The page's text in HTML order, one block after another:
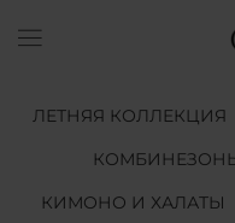
ЛЕТНЯЯ КОЛЛЕКЦИЯ
КИМОНО И ХАЛАТЫ